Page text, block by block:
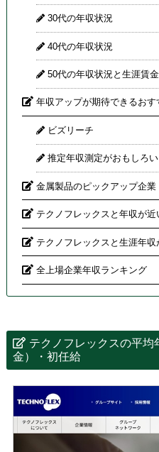
30代の年収状況
40代の年収状況
50代の年収状況と生涯賃金
年収アップが期待できるお
ビズリーチ
推定年収測定がおもしろい
金属製品のピックアップ企業
テクノフレックスと年収が近
テクノフレックスと生涯年収
全上場企業年収ランキング
テクノフレックスの平
金）・初任給